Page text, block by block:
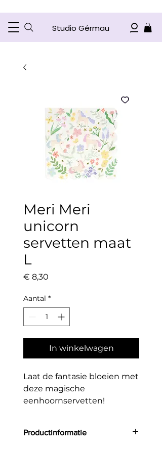
Studio Gérmau
Meri Meri
unicorn
servetten maat
L
€ 8,30
Aantal *
In winkelwagen
Laat de fantasie bloeien met
deze magische
eenhoornservetten!
bloemen en glinsterende
Productinformatie